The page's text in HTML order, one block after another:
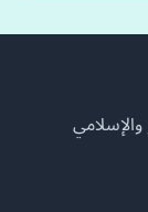
والإسلامي